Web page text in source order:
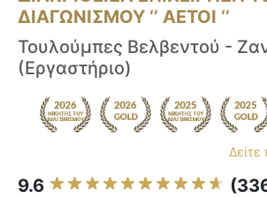
ΔΙΑΓΩΝΙΣΜΟΥ ‘’ ΑΕΤΟΙ ‘’
Τουλούμπες Βελβεντού -
(Εργαστήριο)
Δείτε
9.6